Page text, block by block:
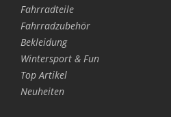
Fahrradteile
Fahrradzubehör
Bekleidung
Wintersport & Fun
Top Artikel
Neuheiten